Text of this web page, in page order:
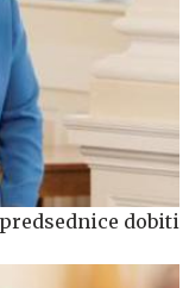
dobiti